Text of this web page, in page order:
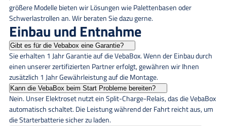
größere Modelle bieten wir Lösungen wie Palettenbasen oder
Schwerlastrollen an. Wir beraten Sie dazu gerne.
Einbau und Entnahme
Gibt es für die Vebabox eine Garantie?
Sie erhalten 1 Jahr Garantie auf die VebaBox. Wenn der Einbau durch
einen unserer zertifizierten Partner erfolgt, gewähren wir Ihnen
zusätzlich 1 Jahr Gewährleistung auf die Montage.
Kann die VebaBox beim Start Probleme bereiten?
Nein. Unser Elektroset nutzt ein Split-Charge-Relais, das die VebaBox
automatisch schaltet. Die Leistung während der Fahrt reicht aus, um
die Starterbatterie sicher zu laden.